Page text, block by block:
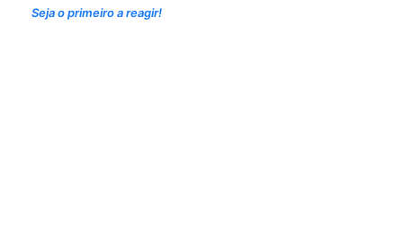
Seja o primeiro a reagir!